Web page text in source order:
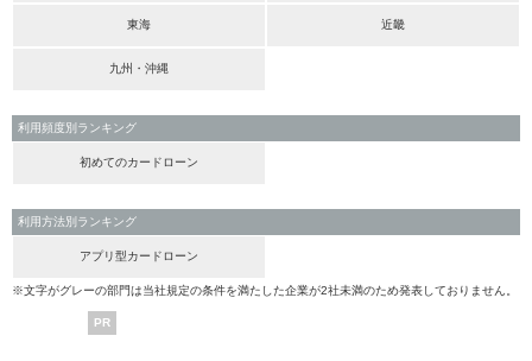
東海 近畿
九州・沖縄
利用頻度別ランキング
初めてのカードローン
利用方法別ランキング
アプリ型カードローン
※文字がグレーの部門は当社規定の条件を満たした企業が2社未満のため発表しておりません。
PR